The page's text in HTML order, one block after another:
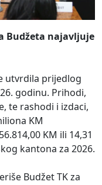
Budžeta najavljuje
utvrdila prijedlog
godinu. Prihodi,
te rashodi i izdaci,
KM
KM ili 14,31
kantona za 2026.
Budžet TK za